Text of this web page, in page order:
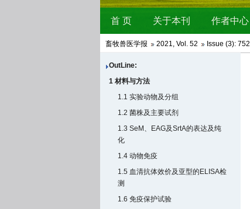
畜牧兽医学报 2021, Vol. 52 Issue (3):
OutLine:
1 材料与方法
1.1 实验动物及分组
1.2 菌株及主要试剂
1.3 SeM、EAG及SrtA的表达及纯
化
1.4 动物免疫
1.5 血清抗体效价及亚型的ELISA检
测
1.6 免疫保护试验